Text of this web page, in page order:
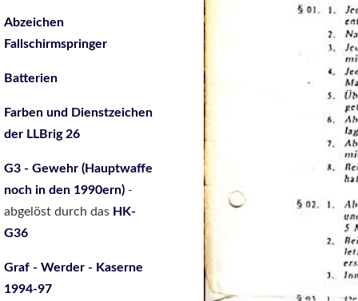
Abzeichen
Fallschirmspringer
Batterien
Farben und Dienstzeichen
der LLBrig 26
G3 - Gewehr (Hauptwaffe
noch in den 1990ern) -
abgelöst durch das HK-
G36
Graf - Werder - Kaserne
1994-97